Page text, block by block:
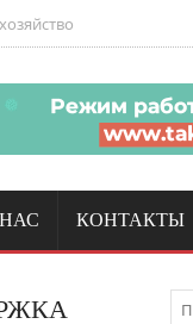
КОНТАКТЫ